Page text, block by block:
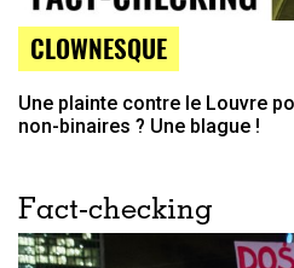
CLOWNESQUE
Une plainte contre le Louvre
non-binaires ? Une blague !
Fact-checking